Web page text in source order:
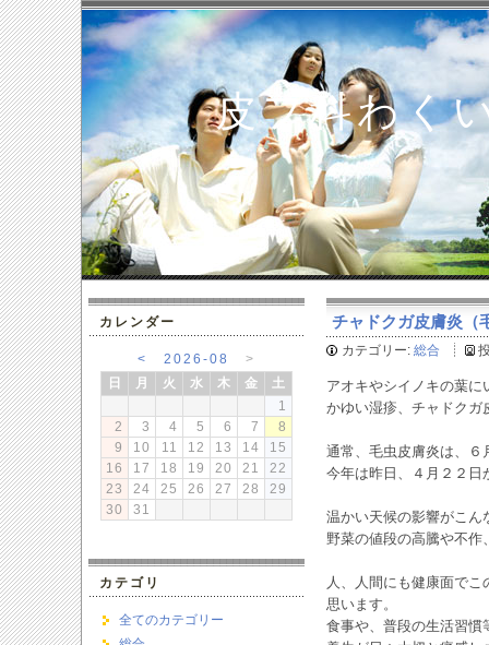
皮フ科わく
チャドクガ皮膚炎（
カテゴリー: 総合
アオキやシイノキの葉
かゆい湿疹、チャドクガ
通常、毛虫皮膚炎は、６
今年は昨日、４月２２日
温かい天候の影響がこん
野菜の値段の高騰や不
人、人間にも健康面で
思います。
食事や、普段の生活習慣
カレンダー
< 2026-08
>
日
月 火 水 木 金
土
1
2
3 4 5 6 7
8
9
10 11 12 13 14
15
16
17 18 19 20 21
22
23
24 25 26 27 28
29
30
31
カテゴリ
全てのカテゴリー